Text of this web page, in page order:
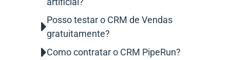
Posso testar o CRM de Vendas
gratuitamente?
Como contratar o CRM PipeRun?